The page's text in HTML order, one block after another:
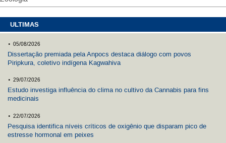
ULTIMAS
. 05/08/2026
Dissertação premiada pela Anpocs destaca diálogo com povos
Piripkura, coletivo indígena Kagwahiva
. 29/07/2026
Estudo investiga influência do clima no cultivo da Cannabis para fins
medicinais
. 22/07/2026
Pesquisa identifica níveis críticos de oxigênio que disparam pico de
estresse hormonal em peixes